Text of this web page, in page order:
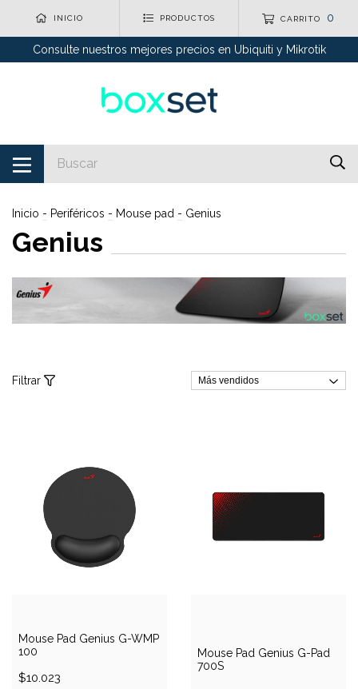
INICIO PRODUCTOS CARRITO 0
Consulte nuestros mejores precios en Ubiquiti y Mikrotik
Inicio - Periféricos - Mouse pad - Genius
Genius
Filtrar
Mouse Pad Genius G-WMP
100
$10.023
Mouse Pad Genius G-Pad
700S